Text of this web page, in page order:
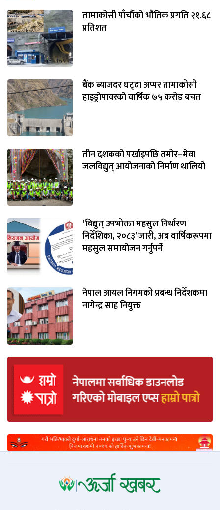
ऊर्जा
विशेष
तामाकोसी पाँचौँको भौतिक प्रगति २१.६८
प्रतिशत
बैंक ब्याजदर घट्दा अप्पर तामाकोसी
हाइड्रोपावरको वार्षिक ७५ करोड बचत
तीन दशकको पर्खाइपछि तमोर–मेवा
जलविद्युत् आयोजनाको निर्माण थालियो
‘विद्युत् उपभोक्ता महसुल निर्धारण
निर्देशिका, २०८३’ जारी, अब वार्षिकरूपमा
महसुल समायोजन गर्नुपर्ने
नेपाल आयल निगमको प्रबन्ध निर्देशकमा
नागेन्द्र साह नियुक्त